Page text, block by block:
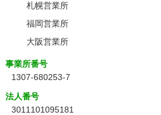
札幌営業所
福岡営業所
大阪営業所
事業所番号
1307-680253-7
法人番号
3011101095181